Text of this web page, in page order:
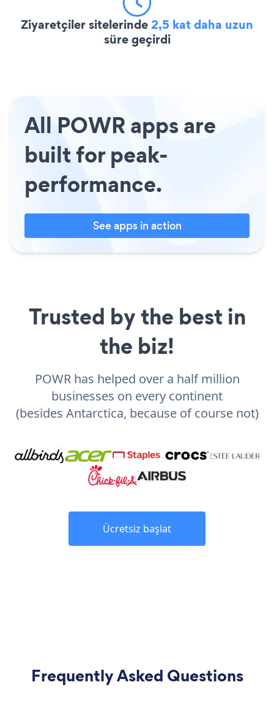
Ziyaretçiler sitelerinde2,5 kat daha uzun
süre geçirdi
All POWR apps are
built for peak-
performance.
See apps in action
Trusted by the best in
the biz!
POWR has helped over a half million
businesses on every continent
(besides Antarctica, because of course not)
Ücretsiz başlat
Frequently Asked Questions